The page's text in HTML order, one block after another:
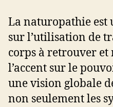
La naturopathie est
sur l’utilisation de
corps à retrouver
l’accent sur le
une vision globale
non seulement les